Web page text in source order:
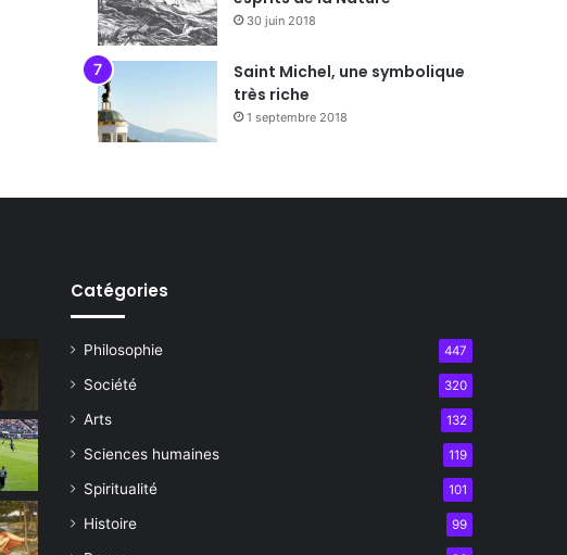
30 juin 2018
Saint Michel, une symbolique
très riche
1 septembre 2018
Catégories
Philosophie 447
Société 320
Arts 132
Sciences humaines 119
Spiritualité 101
Histoire 99